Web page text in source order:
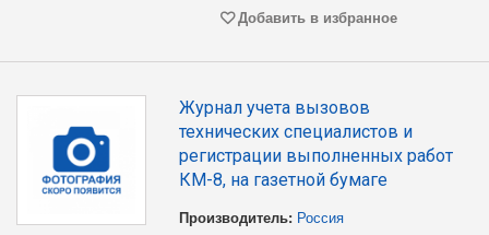
Добавить в избранное
Журнал учета вызовов
технических специалистов и
регистрации выполненных работ
КМ-8, на газетной бумаге
Производитель: Россия